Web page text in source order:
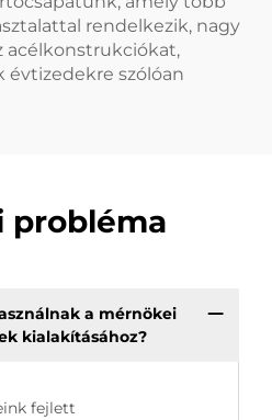
rendelkezik, nagy
acélkonstrukciókat,
szólóan
probléma
a mérnökei
kialakításához?
fejlett